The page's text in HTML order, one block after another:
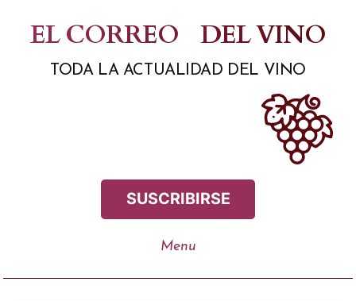
contenido
EL CORREO DEL VINO
TODA LA ACTUALIDAD DEL VINO
SUSCRIBIRSE